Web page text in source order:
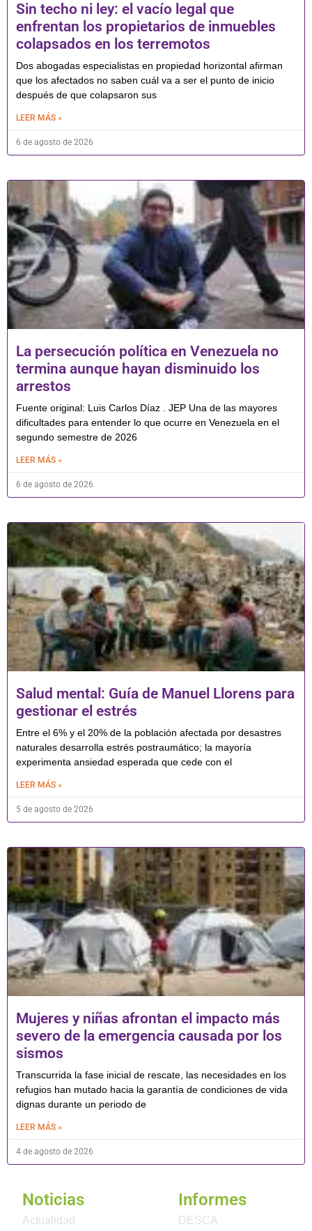
Sin techo ni ley: el vacío legal que
enfrentan los propietarios de inmuebles
colapsados en los terremotos
Dos abogadas especialistas en propiedad horizontal afirman
que los afectados no saben cuál va a ser el punto de inicio
después de que colapsaron sus
LEER MÁS »
6 de agosto de 2026
La persecución política en Venezuela no
termina aunque hayan disminuido los
arrestos
Fuente original: Luis Carlos Díaz . JEP Una de las mayores
dificultades para entender lo que ocurre en Venezuela en el
segundo semestre de 2026
LEER MÁS »
6 de agosto de 2026
Salud mental: Guía de Manuel Llorens para
gestionar el estrés
Entre el 6% y el 20% de la población afectada por desastres
naturales desarrolla estrés postraumático; la mayoría
experimenta ansiedad esperada que cede con el
LEER MÁS »
5 de agosto de 2026
Mujeres y niñas afrontan el impacto más
severo de la emergencia causada por los
sismos
Transcurrida la fase inicial de rescate, las necesidades en los
refugios han mutado hacia la garantía de condiciones de vida
dignas durante un periodo de
LEER MÁS »
4 de agosto de 2026
Noticias
Actualidad
Informes
DESCA